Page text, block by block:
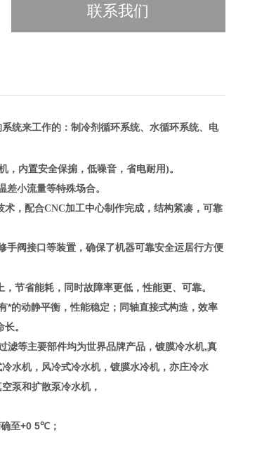
联系我们
统来工作的：制冷剂循环系统、水循环系统、电
，内置安全保掮，低噪音，省电耐用)。
小流量等特殊场合。
，配合CNC加工中心制作完成，结构紧凑，可靠
手阀接口等装置，确保了机器可靠安全运居行方便
节省能耗，同时故障率更低，性能更、可靠。
*的动静平衡，性能稳定；同轴直接式构造，效率
。
滤等主要部件均为世界品牌产品，镀膜冷水机,真
水机，风冷式冷水机，镀膜水冷机，亦庄冷水
泵和扩散泵冷水机，
至+0 5℃ ；